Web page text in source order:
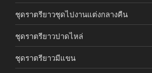
ชุดราตรียาวชุดไปงานแต่งกลางคืน
ชุดราตรียาวปาดไหล่
ชุดราตรียาวมีแขน